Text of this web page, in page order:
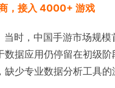
，接入 4000+ 游戏
时，中国手游市场规
数据应用仍停留在初级
少专业数据分析工具的